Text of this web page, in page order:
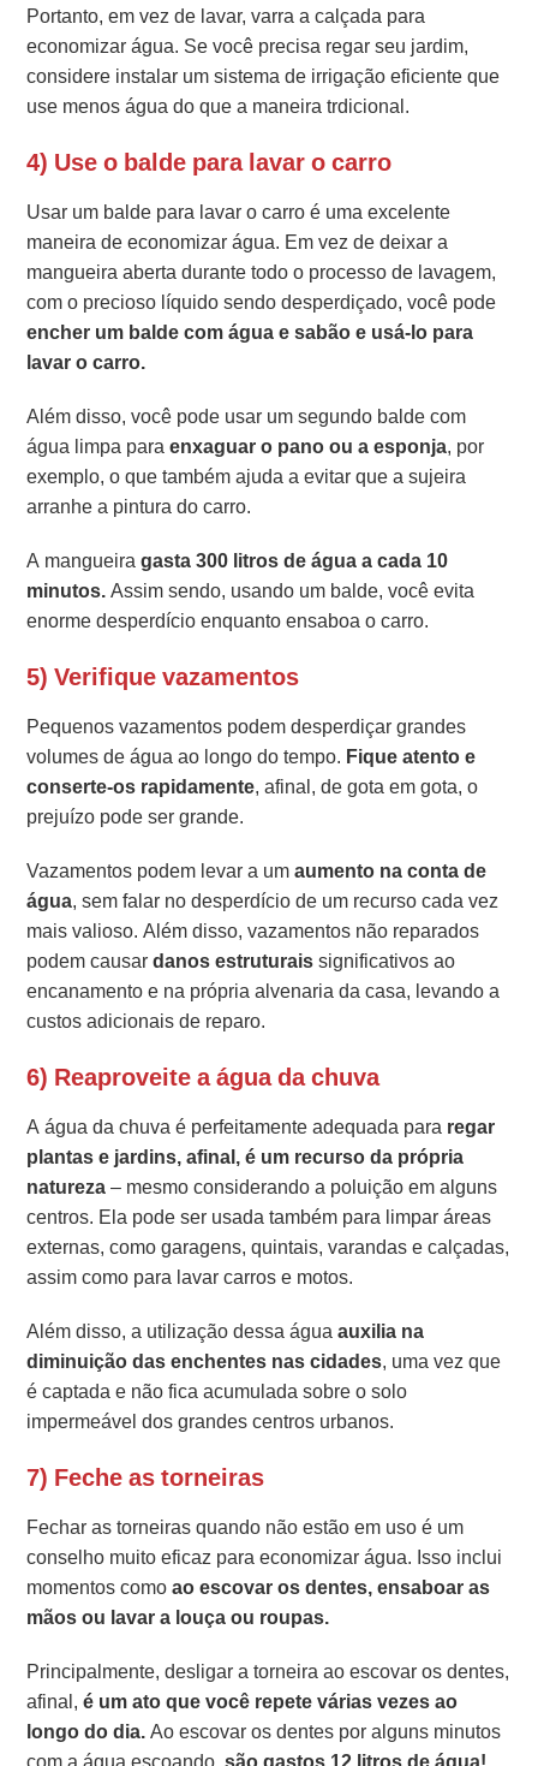
Portanto, em vez de lavar, varra a calçada para
economizar água. Se você precisa regar seu jardim,
considere instalar um sistema de irrigação eficiente que
use menos água do que a maneira trdicional.
4) Use o balde para lavar o carro
Usar um balde para lavar o carro é uma excelente
maneira de economizar água. Em vez de deixar a
mangueira aberta durante todo o processo de lavagem,
com o precioso líquido sendo desperdiçado, você pode
encher um balde com água e sabão e usá-lo para
lavar o carro.
Além disso, você pode usar um segundo balde com
água limpa paraenxaguar o pano ou a esponja, por
exemplo, o que também ajuda a evitar que a sujeira
arranhe a pintura do carro.
A mangueiragasta 300 litros de água a cada 10
minutos.Assim sendo, usando um balde, você evita
enorme desperdício enquanto ensaboa o carro.
5) Verifique vazamentos
Pequenos vazamentos podem desperdiçar grandes
volumes de água ao longo do tempo. Fique atento e
conserte-os rapidamente, afinal, de gota em gota, o
prejuízo pode ser grande.
Vazamentos podem levar a umaumento na conta de
água, sem falar no desperdício de um recurso cada vez
mais valioso. Além disso, vazamentos não reparados
podem causardanos estruturaissignificativos ao
encanamento e na própria alvenaria da casa, levando a
custos adicionais de reparo.
6) Reaproveite a água da chuva
A água da chuva é perfeitamente adequada para regar
plantas e jardins, afinal, é um recurso da própria
natureza– mesmo considerando a poluição em alguns
centros. Ela pode ser usada também para limpar áreas
externas, como garagens, quintais, varandas e calçadas,
assim como para lavar carros e motos.
Além disso, a utilização dessa águaauxilia na
diminuição das enchentes nas cidades, uma vez que
é captada e não fica acumulada sobre o solo
impermeável dos grandes centros urbanos.
7) Feche as torneiras
Fechar as torneiras quando não estão em uso é um
conselho muito eficaz para economizar água. Isso inclui
momentos comoao escovar os dentes, ensaboar as
mãos ou lavar a louça ou roupas.
Principalmente, desligar a torneira ao escovar os dentes,
afinal,é um ato que você repete várias vezes ao
longo do dia.Ao escovar os dentes por alguns minutos